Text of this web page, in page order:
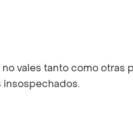
vales tanto como
insospechados.